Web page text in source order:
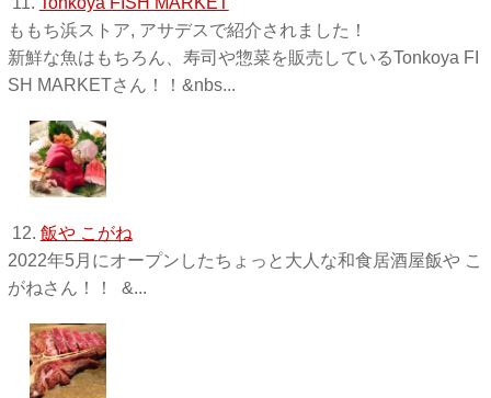
ももち浜ストア, アサデスで紹介されました！
新鮮な魚はもちろん、寿司や惣菜を販売しているTonkoya FI
SH MARKETさん！！&nbs...
12. 飯や こがね
2022年5月にオープンしたちょっと大人な和食居酒屋飯や こ
がねさん！！ &...